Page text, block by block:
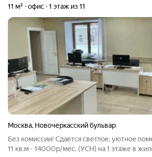
11 м² офис 1 этаж из 11
Москва, Новочеркасский бульвар
Без комиссии! Сдается светлое, уютное
11 кв.м - 14000р/мес. (УСН) на 1 этаже в